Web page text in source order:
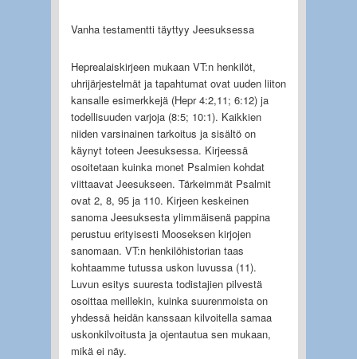
Vanha testamentti täyttyy Jeesuksessa
Heprealaiskirjeen mukaan VT:n henkilöt,
uhrijärjestelmät ja tapahtumat ovat uuden liiton
kansalle esimerkkejä (Hepr 4:2,11; 6:12) ja
todellisuuden varjoja (8:5; 10:1). Kaikkien
niiden varsinainen tarkoitus ja sisältö on
käynyt toteen Jeesuksessa. Kirjeessä
osoitetaan kuinka monet Psalmien kohdat
viittaavat Jeesukseen. Tärkeimmät Psalmit
ovat 2, 8, 95 ja 110. Kirjeen keskeinen
sanoma Jeesuksesta ylimmäisenä pappina
perustuu erityisesti Mooseksen kirjojen
sanomaan. VT:n henkilöhistorian taas
kohtaamme tutussa uskon luvussa (11).
Luvun esitys suuresta todistajien pilvestä
osoittaa meillekin, kuinka suurenmoista on
yhdessä heidän kanssaan kilvoitella samaa
uskonkilvoitusta ja ojentautua sen mukaan,
mikä ei näy.